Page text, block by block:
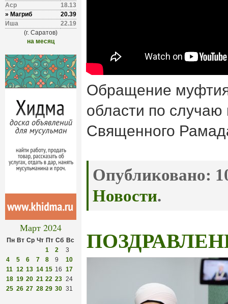
Аср
18.13
» Магриб
20.39
Иша
22.19
(г. Саратов)
на месяц
Март 2024
Пн Вт Ср Чт Пт Сб Вс
1
2
3
4
5 6 7 8 9
10
11 12 13 14 15 16 17
18 19 20 21 22 23 24
25 26 27 28 29 30 31
Обращение
области по случаю
Священного
Опубликовано:
Новости.